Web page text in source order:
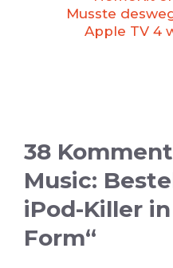
Musste
Apple TV 4
38
Music:
iPod-Killer
Form“